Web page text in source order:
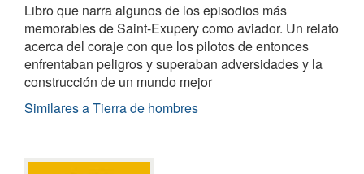
Libro que narra algunos de los episodios más
memorables de Saint-Exupery como aviador. Un relato
acerca del coraje con que los pilotos de entonces
enfrentaban peligros y superaban adversidades y la
construcción de un mundo mejor
Similares a Tierra de hombres